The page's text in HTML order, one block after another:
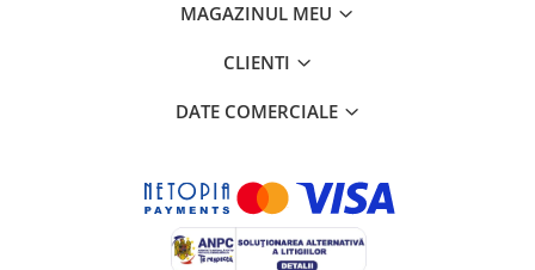
MAGAZINUL MEU
CLIENTI
DATE COMERCIALE